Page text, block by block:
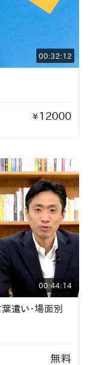
00:32:12
¥ 12000
00:44:14
遣い・場面別
無料